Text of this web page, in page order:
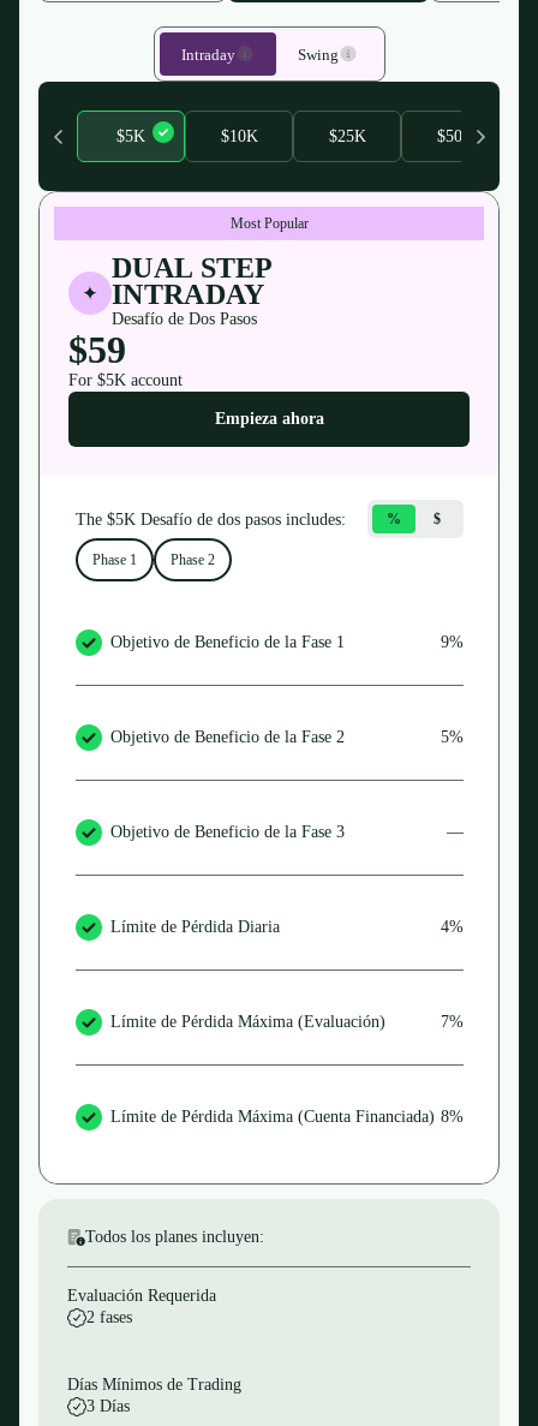
Intraday Swing
$5K $10K $25K $50K
Most Popular
DUAL STEP
INTRADAY
Desafío de Dos Pasos
$59
For $5K account
Empieza ahora
The $5K Desafío de dos pasosincludes: % $
Phase 1 Phase 2
Objetivo de Beneficio de la Fase 1 9%
Objetivo de Beneficio de la Fase 2 5%
Objetivo de Beneficio de la Fase 3 —
Límite de Pérdida Diaria 4%
Límite de Pérdida Máxima (Evaluación) 7%
Límite de Pérdida Máxima (Cuenta Financiada) 8%
Todos los planes incluyen:
Evaluación Requerida
2 fases
Días Mínimos de Trading
3 Días